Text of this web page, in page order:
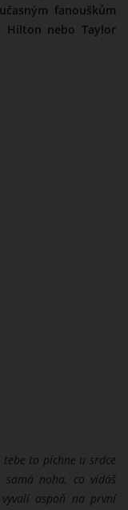
fanouškům
Hilton nebo Taylor
tebe to píchne u srdce
noha, co vídáš
aspoň na první